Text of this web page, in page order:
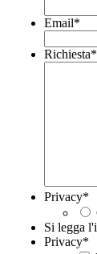
Email*
Richiesta*
Privacy*
Si legga
Privacy*